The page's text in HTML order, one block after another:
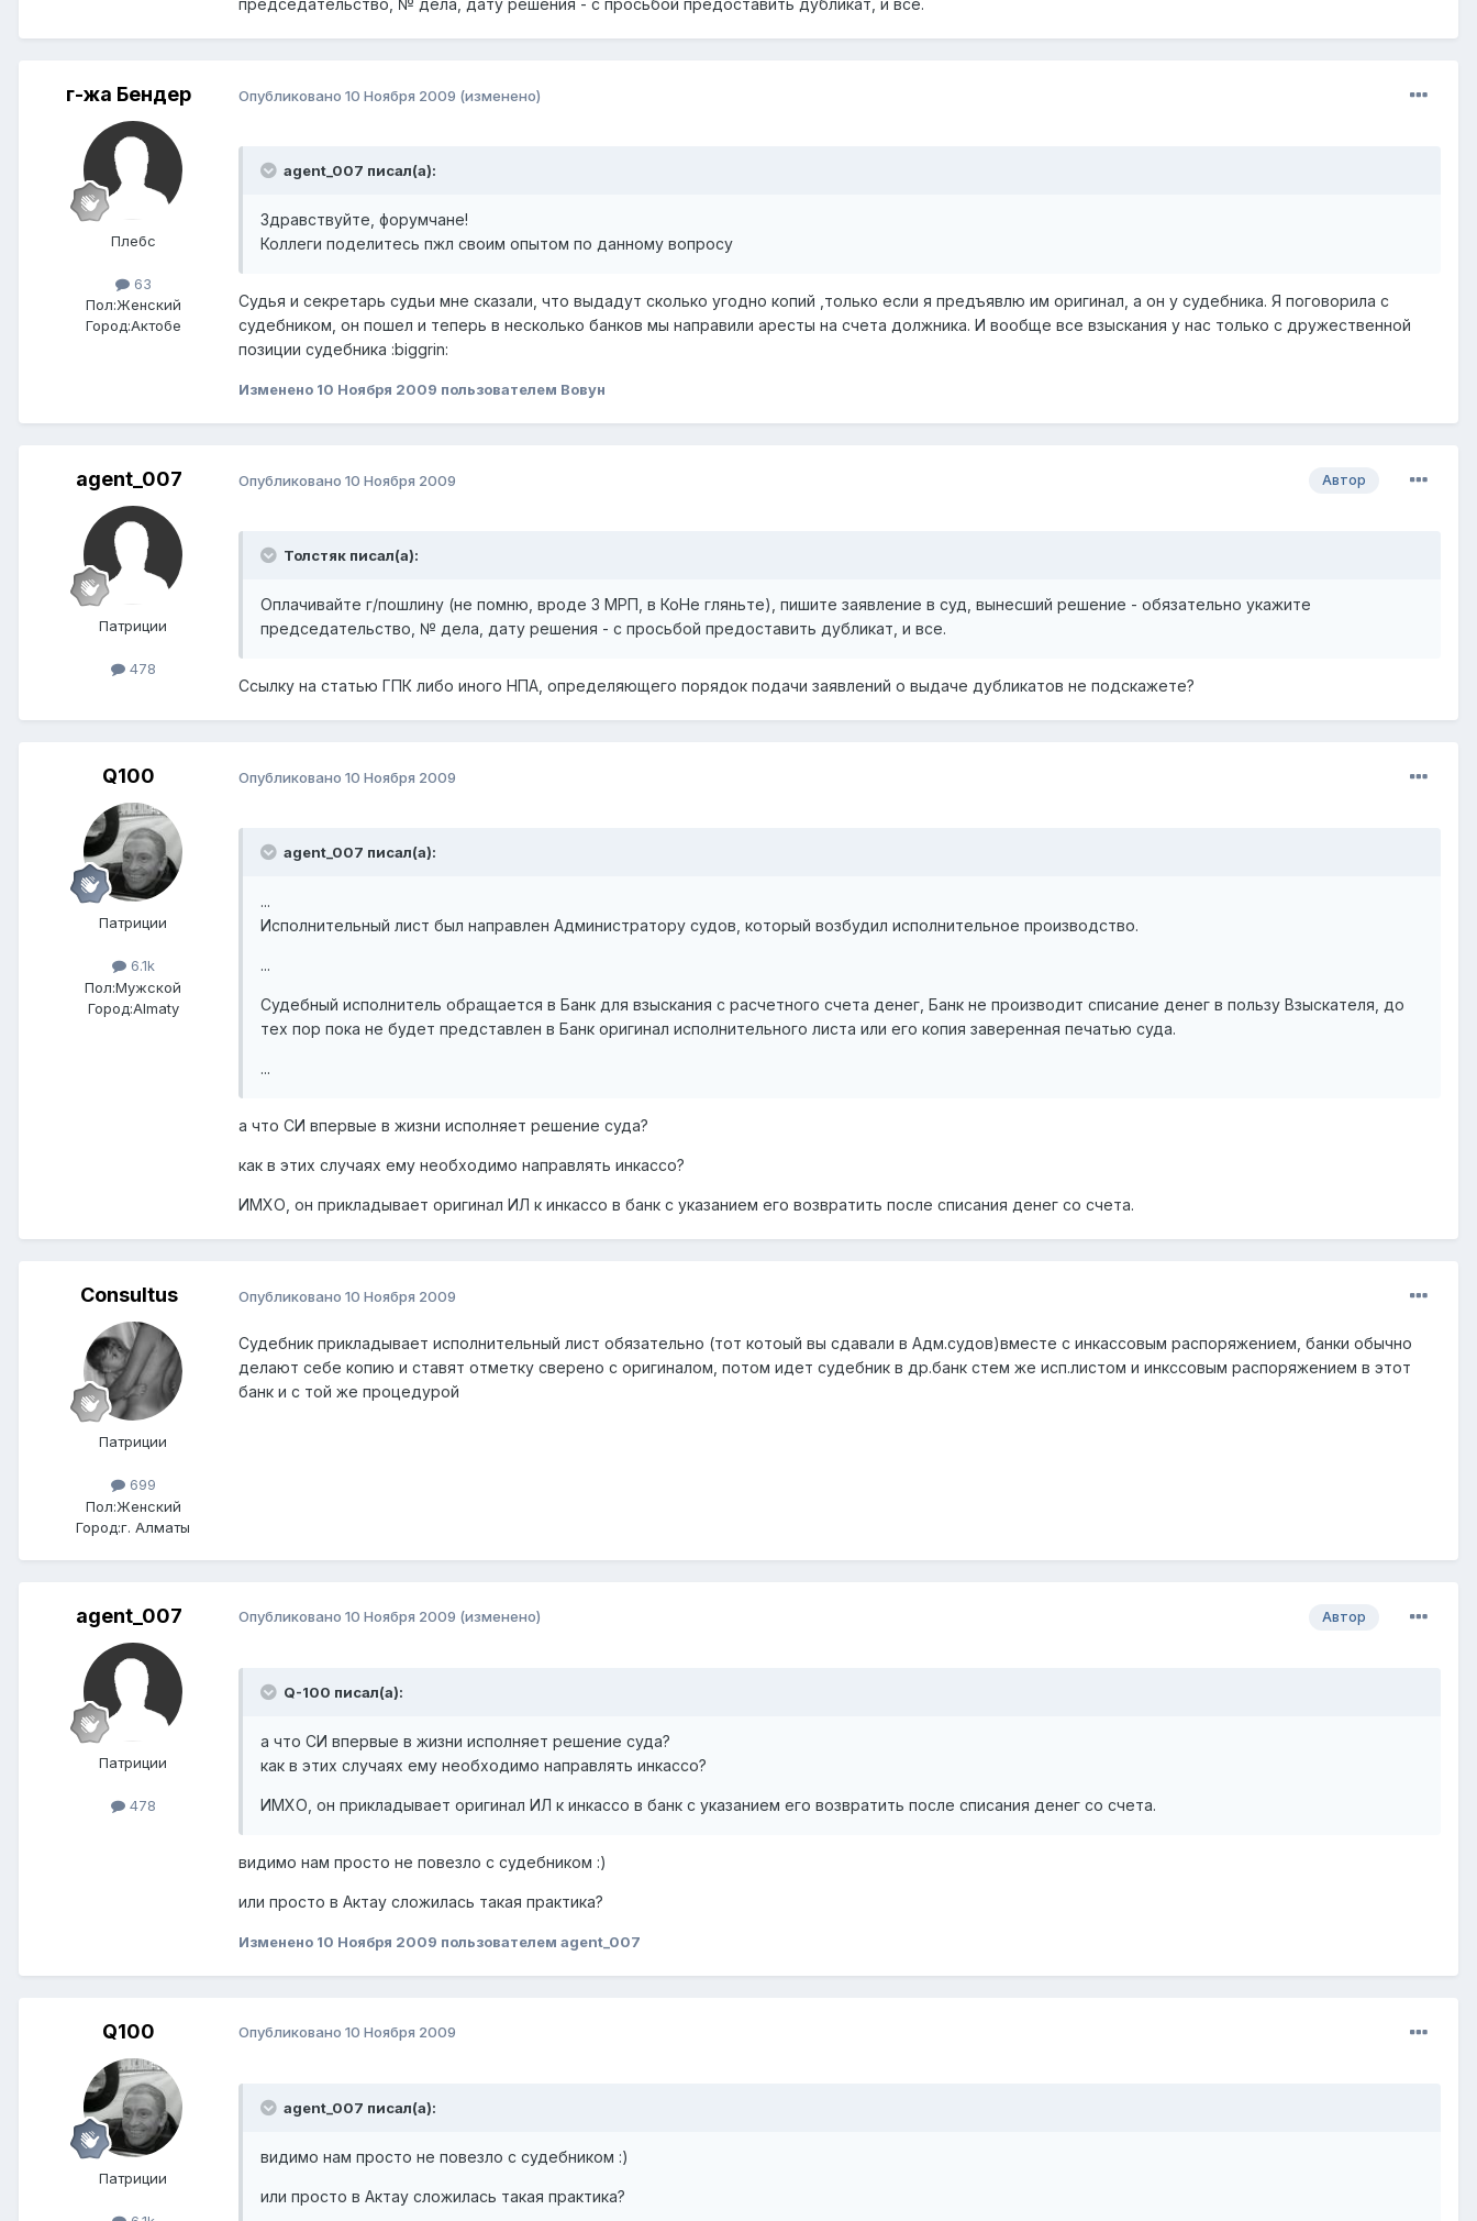
председательство, № дела, дату решения - с просьбой предоставить дубликат, и все.
г-жа Бендер
Плебс
63
Пол:Женский
Город:Актобе
Опубликовано 10 Ноября 2009 (изменено)
agent_007 писал(а):
Здравствуйте, форумчане!
Коллеги поделитесь пжл своим опытом по данному вопросу
Судья и секретарь судьи мне сказали, что выдадут сколько угодно копий ,только если я предъявлю им оригинал, а он у судебника. Я поговорила с
судебником, он пошел и теперь в несколько банков мы направили аресты на счета должника. И вообще все взыскания у нас только с дружественной
позиции судебника :biggrin:
Изменено 10 Ноября 2009 пользователем Вовун
agent_007
Патриции
478
Автор
Опубликовано 10 Ноября 2009
Толстяк писал(а):
Оплачивайте г/пошлину (не помню, вроде 3 МРП, в КоНе гляньте), пишите заявление в суд, вынесший решение - обязательно укажите
председательство, № дела, дату решения - с просьбой предоставить дубликат, и все.
Ссылку на статью ГПК либо иного НПА, определяющего порядок подачи заявлений о выдаче дубликатов не подскажете?
Q100
Патриции
6.1k
Пол:Мужской
Город:Almaty
Опубликовано 10 Ноября 2009
agent_007 писал(а):
...
Исполнительный лист был направлен Администратору судов, который возбудил исполнительное производство.
...
Судебный исполнитель обращается в Банк для взыскания с расчетного счета денег, Банк не производит списание денег в пользу Взыскателя, до
тех пор пока не будет представлен в Банк оригинал исполнительного листа или его копия заверенная печатью суда.
...
а что СИ впервые в жизни исполняет решение суда?
как в этих случаях ему необходимо направлять инкассо?
ИМХО, он прикладывает оригинал ИЛ к инкассо в банк с указанием его возвратить после списания денег со счета.
Consultus
Патриции
699
Пол:Женский
Город:г. Алматы
Опубликовано 10 Ноября 2009
Судебник прикладывает исполнительный лист обязательно (тот котоый вы сдавали в Адм.судов)вместе с инкассовым распоряжением, банки обычно
делают себе копию и ставят отметку сверено с оригиналом, потом идет судебник в др.банк стем же исп.листом и инкссовым распоряжением в этот
банк и с той же процедурой
agent_007
Патриции
478
Автор
Опубликовано 10 Ноября 2009 (изменено)
Q-100 писал(а):
а что СИ впервые в жизни исполняет решение суда?
как в этих случаях ему необходимо направлять инкассо?
ИМХО, он прикладывает оригинал ИЛ к инкассо в банк с указанием его возвратить после списания денег со счета.
видимо нам просто не повезло с судебником :)
или просто в Актау сложилась такая практика?
Изменено 10 Ноября 2009 пользователем agent_007
Q100
Патриции
Опубликовано 10 Ноября 2009
agent_007 писал(а):
видимо нам просто не повезло с судебником :)
или просто в Актау сложилась такая практика?